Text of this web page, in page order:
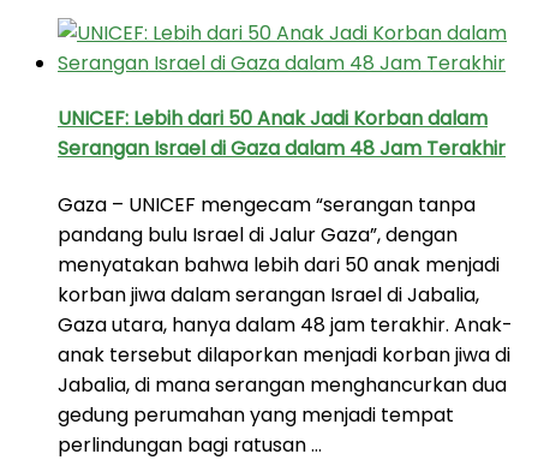
UNICEF: Lebih dari 50 Anak Jadi Korban dalam
Serangan Israel di Gaza dalam 48 Jam Terakhir
Gaza – UNICEF mengecam “serangan tanpa
pandang bulu Israel di Jalur Gaza”, dengan
menyatakan bahwa lebih dari 50 anak menjadi
korban jiwa dalam serangan Israel di Jabalia,
Gaza utara, hanya dalam 48 jam terakhir. Anak-
anak tersebut dilaporkan menjadi korban jiwa di
Jabalia, di mana serangan menghancurkan dua
gedung perumahan yang menjadi tempat
perlindungan bagi ratusan …